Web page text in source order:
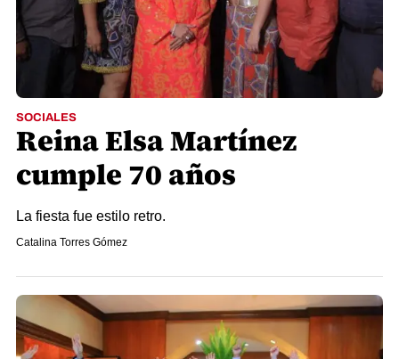
SOCIALES
Reina Elsa Martínez
cumple 70 años
La fiesta fue estilo retro.
Catalina Torres Gómez